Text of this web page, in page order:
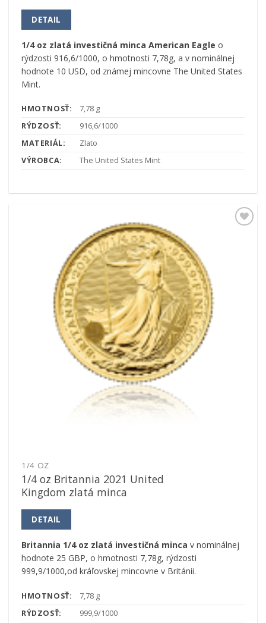
DETAIL
1/4 oz zlatá investičná minca American Eagle o
rýdzosti 916,6/1000, o hmotnosti 7,78g, a v nominálnej
hodnote 10 USD, od známej mincovne The United States
Mint.
HMOTNOSŤ:
7,78 g
RÝDZOSŤ:
916,6/1000
MATERIÁL:
Zlato
VÝROBCA:
The United States Mint
1/4 OZ
1/4 oz Britannia 2021 United
Kingdom zlatá minca
DETAIL
Britannia 1/4 oz zlatá investičná minca v nominálnej
hodnote 25 GBP, o hmotnosti 7,78g, rýdzosti
999,9/1000,od kráľovskej mincovne v Británii.
HMOTNOSŤ:
7,78 g
RÝDZOSŤ:
999,9/1000